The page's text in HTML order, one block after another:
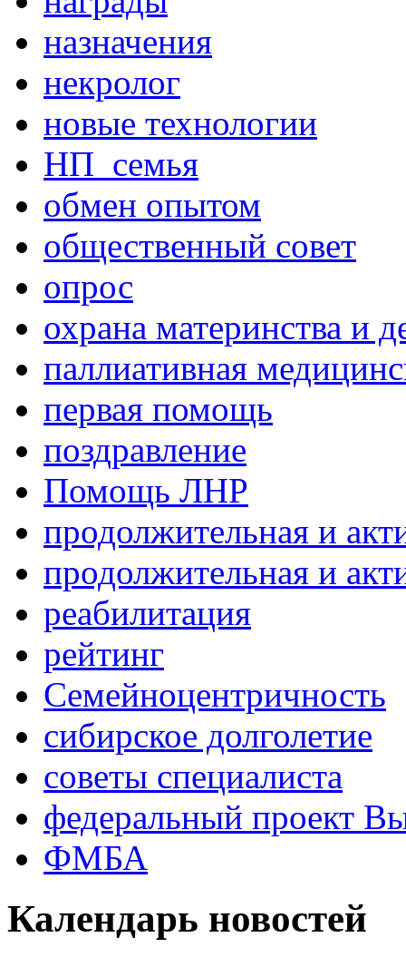
назначения
некролог
новые технологии
НП_семья
обмен опытом
общественный совет
опрос
охрана материнства и
паллиативная
первая помощь
поздравление
Помощь ЛНР
продолжительная и
продолжительная и
реабилитация
рейтинг
Семейноцентричность
сибирское долголетие
советы специалиста
федеральный проект
ФМБА
Календарь новостей